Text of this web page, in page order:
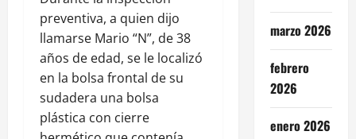
preventiva, a quien dijo
llamarse Mario “N”, de 38
años de edad, se le localizó
en la bolsa frontal de su
sudadera una bolsa
plástica con cierre
marzo 2026
febrero
2026
enero 2026